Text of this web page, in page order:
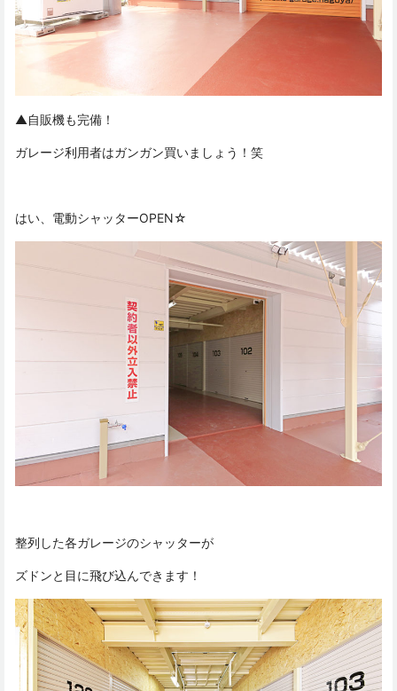
▲自販機も完備！
ガレージ利用者はガンガン買いましょう！笑
はい、電動シャッターOPEN☆
整列した各ガレージのシャッターが
ズドンと目に飛び込んできます！